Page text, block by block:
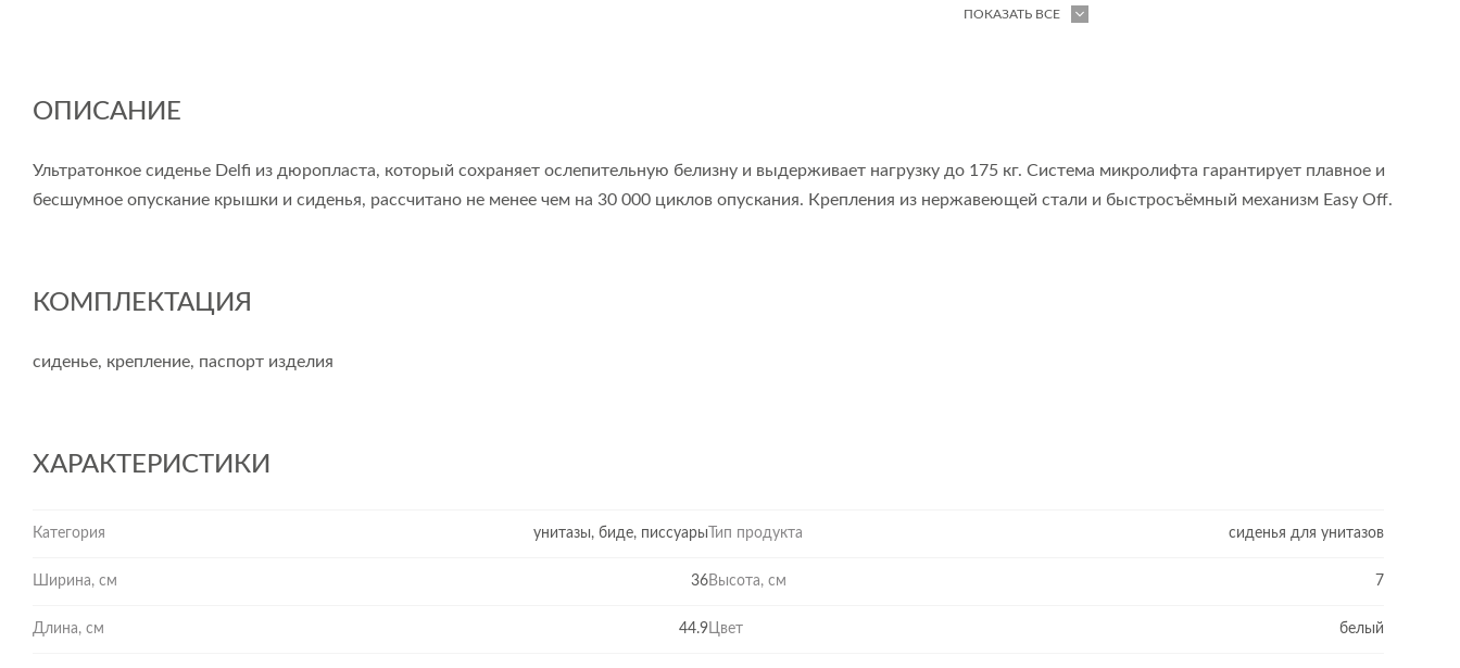
ПОКАЗАТЬ ВСЕ
ОПИСАНИЕ
Ультратонкое сиденье Delfi из дюропласта, который сохраняет ослепительную белизну и выдерживает нагрузку до 175 кг. Система микролифта гарантирует плавное и
бесшумное опускание крышки и сиденья, рассчитано не менее чем на 30 000 циклов опускания. Крепления из нержавеющей стали и быстросъёмный механизм Easy Off.
КОМПЛЕКТАЦИЯ
сиденье, крепление, паспорт изделия
ХАРАКТЕРИСТИКИ
Категория унитазы, биде, писсуары Тип продукта сиденья для унитазов
Ширина, см 36Высота, см 7
Длина, см 44.9Цвет белый